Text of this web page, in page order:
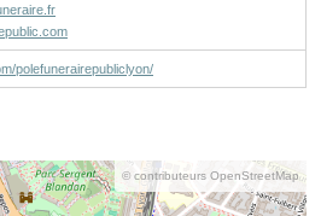
polefunerairepubliclyon/
© contributeurs OpenStreetMap